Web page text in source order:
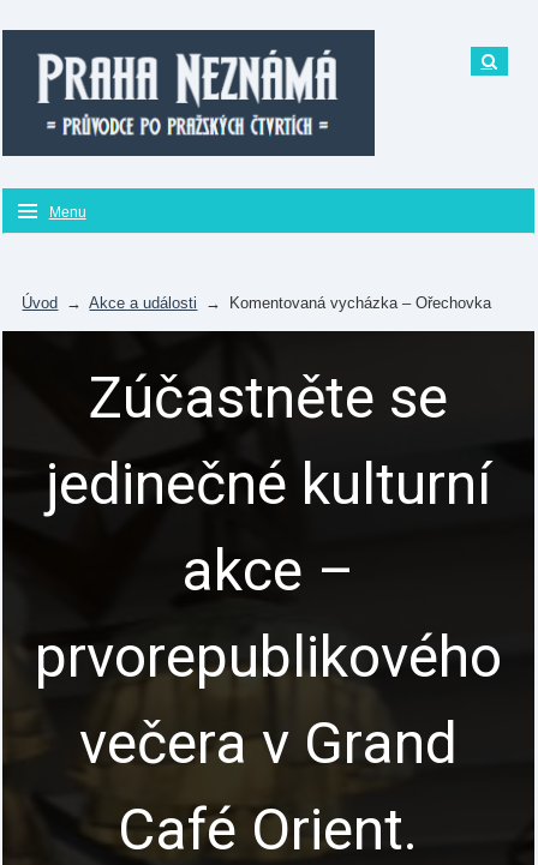
Menu
Úvod → Akce a události → Komentovaná vycházka – Ořechovka
Zúčastněte se
jedinečné kulturní
akce –
prvorepublikového
večera v Grand
Café Orient.